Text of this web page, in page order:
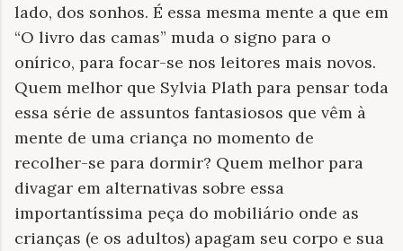
lado, dos sonhos. É essa mesma mente a que em
“O livro das camas” muda o signo para o
onírico, para focar-se nos leitores mais novos.
Quem melhor que Sylvia Plath para pensar toda
essa série de assuntos fantasiosos que vêm à
mente de uma criança no momento de
recolher-se para dormir? Quem melhor para
divagar em alternativas sobre essa
importantíssima peça do mobiliário onde as
crianças (e os adultos) apagam seu corpo e sua